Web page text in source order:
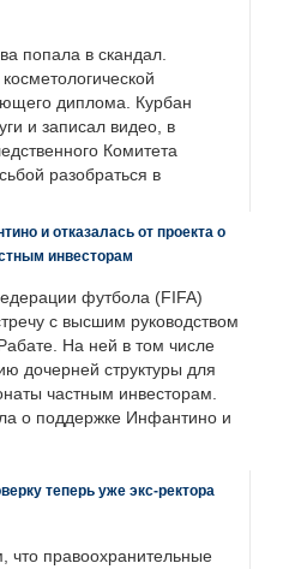
попала в скандал.
диплома. Курбан
и записал видео, в
Комитета
разобраться в
и отказалась от проекта о
инвесторам
футбола (FIFA)
с высшим руководством
На ней в том числе
дочерней структуры для
частным инвесторам.
о поддержке Инфантино и
теперь уже экс-ректора
что правоохранительные